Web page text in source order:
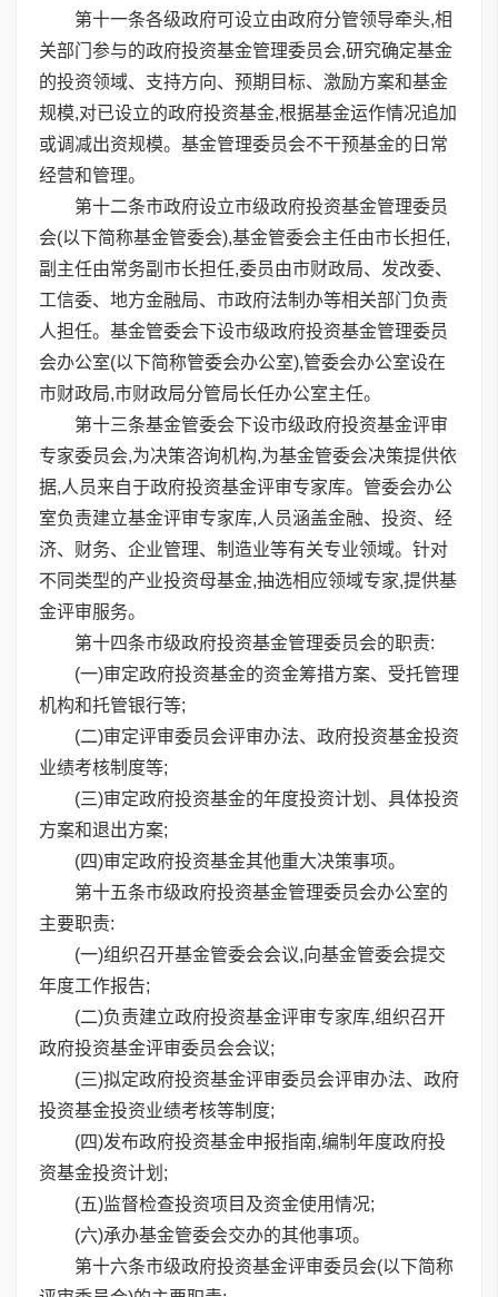
第十一条各级政府可设立由政府分管领导牵头,相
关部门参与的政府投资基金管理委员会,研究确定基金
的投资领域、支持方向、预期目标、激励方案和基金
规模,对已设立的政府投资基金,根据基金运作情况追加
或调减出资规模。基金管理委员会不干预基金的日常
经营和管理。
第十二条市政府设立市级政府投资基金管理委员
会(以下简称基金管委会),基金管委会主任由市长担任,
副主任由常务副市长担任,委员由市财政局、发改委、
工信委、地方金融局、市政府法制办等相关部门负责
人担任。基金管委会下设市级政府投资基金管理委员
会办公室(以下简称管委会办公室),管委会办公室设在
市财政局,市财政局分管局长任办公室主任。
第十三条基金管委会下设市级政府投资基金评审
专家委员会,为决策咨询机构,为基金管委会决策提供依
据,人员来自于政府投资基金评审专家库。管委会办公
室负责建立基金评审专家库,人员涵盖金融、投资、经
济、财务、企业管理、制造业等有关专业领域。针对
不同类型的产业投资母基金,抽选相应领域专家,提供基
金评审服务。
第十四条市级政府投资基金管理委员会的职责:
(一)审定政府投资基金的资金筹措方案、受托管理
机构和托管银行等;
(二)审定评审委员会评审办法、政府投资基金投资
业绩考核制度等;
(三)审定政府投资基金的年度投资计划、具体投资
方案和退出方案;
(四)审定政府投资基金其他重大决策事项。
第十五条市级政府投资基金管理委员会办公室的
主要职责:
(一)组织召开基金管委会会议,向基金管委会提交
年度工作报告;
(二)负责建立政府投资基金评审专家库,组织召开
政府投资基金评审委员会会议;
(三)拟定政府投资基金评审委员会评审办法、政府
投资基金投资业绩考核等制度;
(四)发布政府投资基金申报指南,编制年度政府投
资基金投资计划;
(五)监督检查投资项目及资金使用情况;
(六)承办基金管委会交办的其他事项。
第十六条市级政府投资基金评审委员会(以下简称